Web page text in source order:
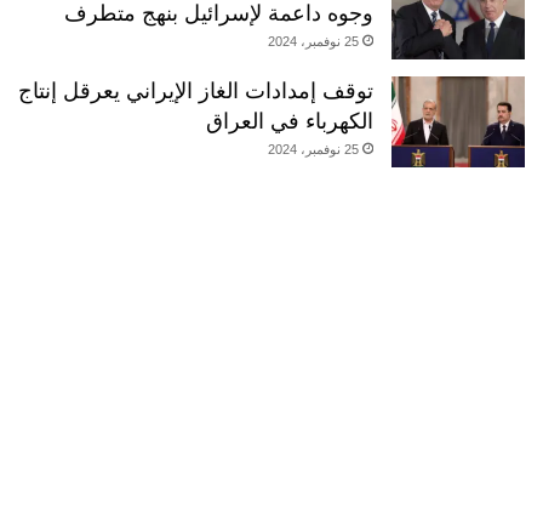
وجوه داعمة لإسرائيل بنهج متطرف
25 نوفمبر، 2024
توقف إمدادات الغاز الإيراني يعرقل إنتاج
الكهرباء في العراق
25 نوفمبر، 2024